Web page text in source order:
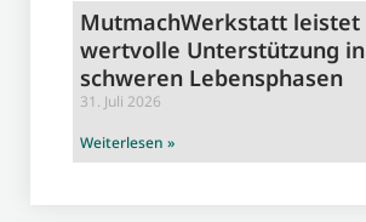
MutmachWerkstatt leistet
wertvolle Unterstützung in
schweren Lebensphasen
31. Juli 2026
Weiterlesen »